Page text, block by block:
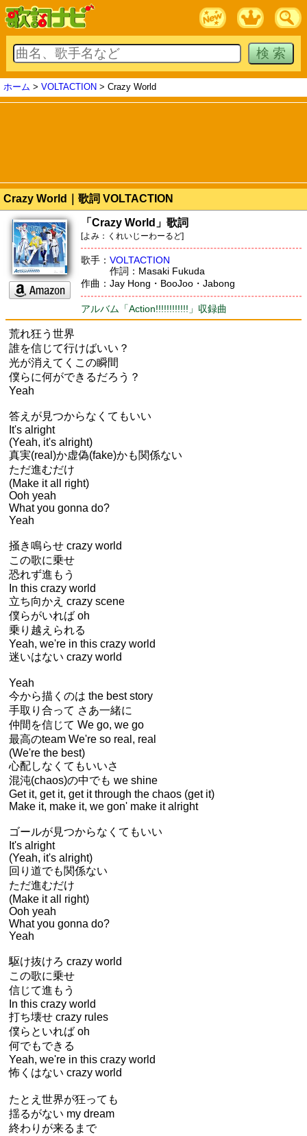
ホーム > VOLTACTION > Crazy World
Crazy World｜歌詞 VOLTACTION
「Crazy World」歌詞
[よみ：くれいじーわーるど]
歌手： VOLTACTION
作詞：Masaki Fukuda
作曲：Jay Hong・BooJoo・Jabong
アルバム「Action!!!!!!!!!!!!」収録曲
荒れ狂う世界
誰を信じて行けばいい？
光が消えてくこの瞬間
僕らに何ができるだろう？
Yeah
答えが見つからなくてもいい
It's alright
(Yeah, it's alright)
真実(real)か虚偽(fake)かも関係ない
ただ進むだけ
(Make it all right)
Ooh yeah
What you gonna do?
Yeah
掻き鳴らせ crazy world
この歌に乗せ
恐れず進もう
In this crazy world
立ち向かえ crazy scene
僕らがいれば oh
乗り越えられる
Yeah, we're in this crazy world
迷いはない crazy world
Yeah
今から描くのは the best story
手取り合って さあ一緒に
仲間を信じて We go, we go
最高のteam We're so real, real
(We're the best)
心配しなくてもいいさ
混沌(chaos)の中でも we shine
Get it, get it, get it through the chaos (get it)
Make it, make it, we gon' make it alright
ゴールが見つからなくてもいい
It's alright
(Yeah, it's alright)
回り道でも関係ない
ただ進むだけ
(Make it all right)
Ooh yeah
What you gonna do?
Yeah
駆け抜けろ crazy world
この歌に乗せ
信じて進もう
In this crazy world
打ち壊せ crazy rules
僕らといれば oh
何でもできる
Yeah, we're in this crazy world
怖くはない crazy world
たとえ世界が狂っても
揺るがない my dream
終わりが来るまで